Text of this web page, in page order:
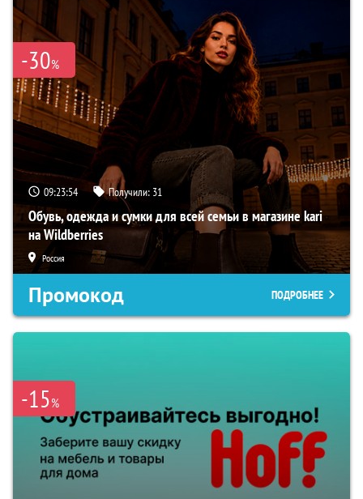
-30%
09:23:53 Получили: 31
Обувь, одежда и сумки для всей семьи в магазине kari
на Wildberries
Россия
Промокод ПОДРОБНЕЕ
-15%